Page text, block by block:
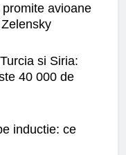
avioane
si Siria:
40 000 de
inductie: ce